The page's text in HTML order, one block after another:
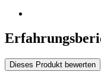
Dieses Produkt bewerten